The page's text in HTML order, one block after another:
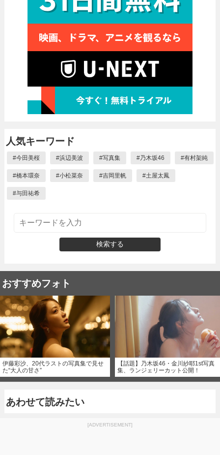
人気キーワード
#今田美桜 #浜辺美波 #写真集 #乃木坂46 #有村架純
#橋本環奈 #小松菜奈 #吉岡里帆 #土屋太鳳
#与田祐希
検索する
おすすめフォト
伊藤彩沙、20代ラストの写真集で見せ
た“大人の甘さ”
【話題】乃木坂46・金川紗耶1st写真
集、ランジェリーカット公開！
あわせて読みたい
[ADVERTISEMENT]